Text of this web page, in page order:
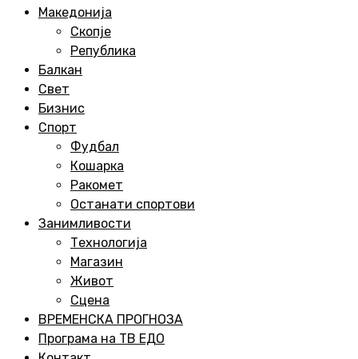
Македонија
Скопје
Република
Балкан
Свет
Бизнис
Спорт
Фудбал
Кошарка
Ракомет
Останати спортови
Занимливости
Технологија
Магазин
Живот
Сцена
ВРЕМЕНСКА ПРОГНОЗА
Програма на ТВ ЕДО